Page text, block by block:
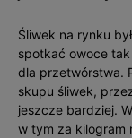
Śliwek na rynku
spotkać owoce
dla przetwórstwa.
skupu śliwek,
jeszcze bardziej.
w tym za kilogram